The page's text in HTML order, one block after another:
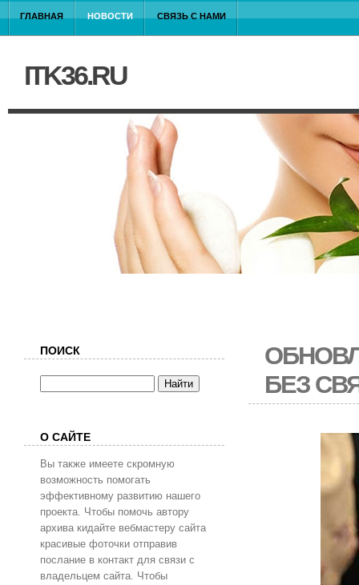
ГЛАВНАЯ НОВОСТИ СВЯЗЬ С НАМИ
ITK36.RU
БЕЗ
ПОИСК
О САЙТЕ
Вы также имеете скромную
возможность помогать
эффективному развитию нашего
проекта. Чтобы помочь автору
архива кидайте вебмастеру сайта
красивые фоточки отправив
послание в контакт для связи с
владельцем сайта. Чтобы